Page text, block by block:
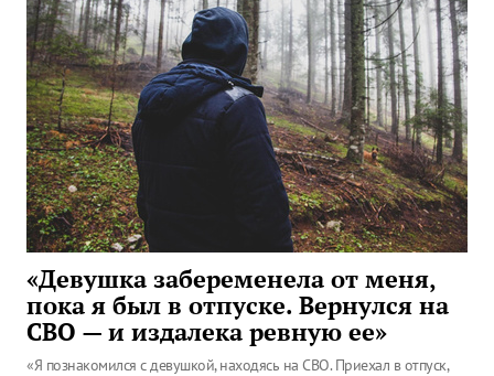
«Девушка забеременела от меня,
пока я был в отпуске. Вернулся на
СВО — и издалека ревную ее»
«Я познакомился с девушкой, находясь на СВО. Приехал в отпуск,